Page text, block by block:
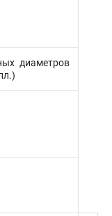
диаметров